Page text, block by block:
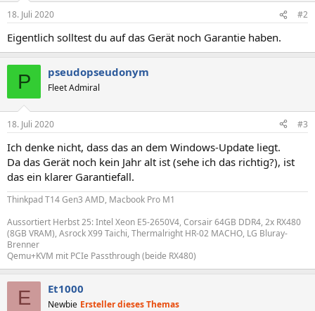
18. Juli 2020 #2
Eigentlich solltest du auf das Gerät noch Garantie haben.
P pseudopseudonym
Fleet Admiral
18. Juli 2020 #3
Ich denke nicht, dass das an dem Windows-Update liegt.
Da das Gerät noch kein Jahr alt ist (sehe ich das richtig?), ist
das ein klarer Garantiefall.
Thinkpad T14 Gen3 AMD, Macbook Pro M1
Aussortiert Herbst 25: Intel Xeon E5-2650V4, Corsair 64GB DDR4, 2x RX480
(8GB VRAM), Asrock X99 Taichi, Thermalright HR-02 MACHO, LG Bluray-
Brenner
Qemu+KVM mit PCIe Passthrough (beide RX480)
E Et1000
Newbie Ersteller dieses Themas